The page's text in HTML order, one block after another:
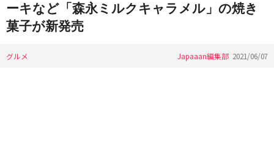
ーキなど「森永ミルクキャラメル」の焼き
菓子が新発売
グルメ Japaaan編集部 2021/06/07